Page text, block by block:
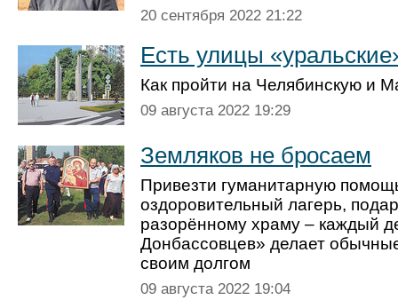
20 сентября 2022 21:22
Есть улицы
Как пройти на Челябинскую и
09 августа 2022 19:29
Земляков не бросаем
Привезти гуманитарную
оздоровительный лагерь,
разорённому храму – каждый
Донбассовцев» делает
своим долгом
09 августа 2022 19:04